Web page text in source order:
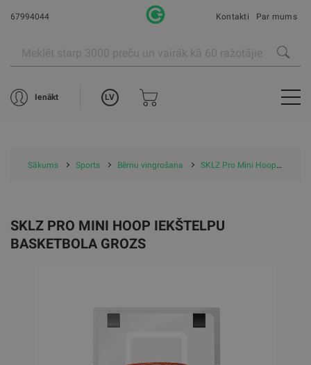
67994044 Kontakti Par mums
Ienākt LV
Sākums Sports Bērnu vingrošana SKLZ Pro Mini Hoop Iekštelpu basketbola grozs
SKLZ PRO MINI HOOP IEKŠTELPU
BASKETBOLA GROZS